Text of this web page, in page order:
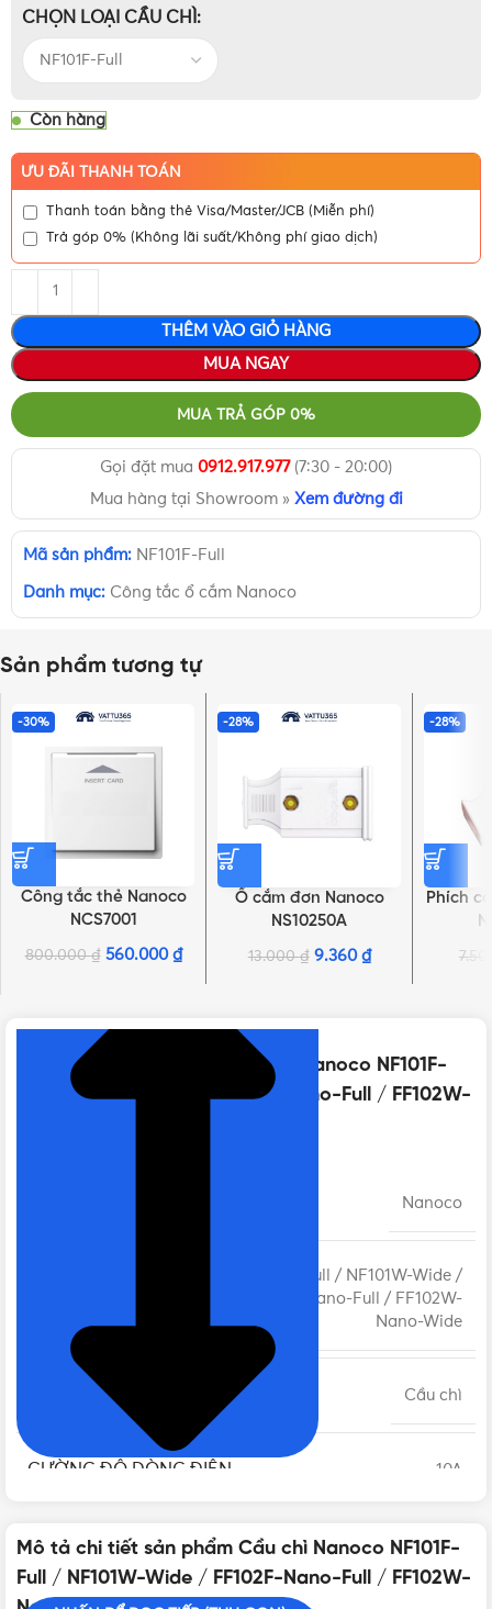
CHỌN LOẠI CẦU CHÌ
Còn hàng
ƯU ĐÃI THANH TOÁN
Thanh toán bằng thẻ Visa/Master/JCB (Miễn phí)
Trả góp 0% (Không lãi suất/Không phí giao dịch)
THÊM VÀO GIỎ HÀNG
MUA NGAY
MUA TRẢ GÓP 0%
Gọi đặt mua 0912.917.977(7:30 - 20:00)
Mua hàng tại Showroom » Xem đường đi
Mã sản phẩm: NF101F-Full
Danh mục: Công tắc ổ cắm Nanoco
Sản phẩm tương tự
-30%
Công tắc thẻ Nanoco
NCS7001
800.000₫ 560.000 ₫
-28%
Ổ cắm đơn Nanoco
NS10250A
13.000₫ 9.360 ₫
-28%
Phích
Thông số kỹ thuật của Cầu chì Nanoco NF101F-
Full / NF101W-Wide / FF102F-Nano-Full / FF102W-
Nanoco
NF101F-Full / NF101W-Wide /
FF102F-Nano-Full / FF102W-
Nano-Wide
Cầu chì
CƯỜNG ĐỘ DÒNG ĐIỆN 10A
TIÊU CHUẨN IEC 60669-1, IEC60884-1
NHẤN ĐỂ XEM TIẾP (THU GỌN)
Mô tả chi tiết sản phẩm Cầu chì Nanoco NF101F-
Full / NF101W-Wide / FF102F-Nano-Full / FF102W-